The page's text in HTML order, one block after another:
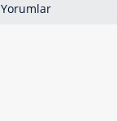
Yorumlar